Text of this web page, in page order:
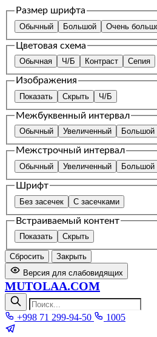
Размер шрифта
Обычный Большой Очень
Цветовая схема
Обычная Ч/Б Контраст Сепия
Изображения
Показать Скрыть Ч/Б
Межбуквенный интервал
Обычный Увеличенный Большой
Межстрочный интервал
Обычный Увеличенный Большой
Шрифт
Без засечек С засечками
Встраиваемый контент
Показать Скрыть
Сбросить
Закрыть
Версия для слабовидящих
MUTOLAA.COM
+998 71 299-94-50 1005